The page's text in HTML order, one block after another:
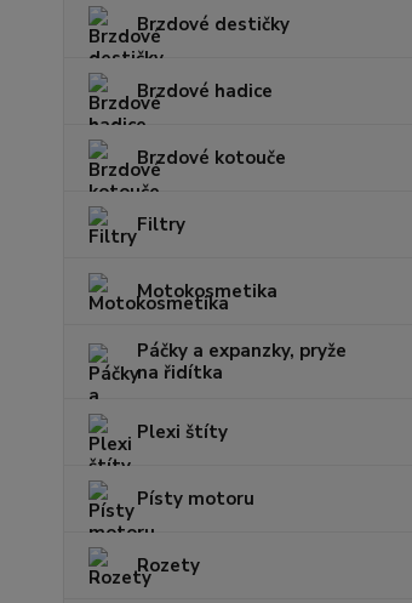
Brzdové destičky
Brzdové hadice
Brzdové kotouče
Filtry
Motokosmetika
Páčky a expanzky, pryže
na řidítka
Plexi štíty
Písty motoru
Rozety